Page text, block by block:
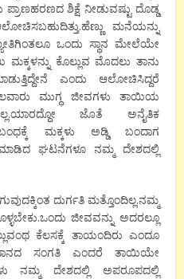
ಪ್ರಾಣಹರಣದ ಶಿಕ್ಷೆ ನೀಡುವಷ್ಟು ದೊಡ್ಡ
ಮನೆಯನ್ನು
ಒಂದು ಸ್ಥಾನ ಮೇಲೆಯೇ
ಕೊಲ್ಲುವ ಮೊದಲು ತಾನು
ಎಂದು ಆಲೋಚಿಸಿದ್ದರೆ
ಮುಗ್ಧ ಜೀವಗಳು ತಾಯಿಯ
ಜೊತೆ ಅನೈತಿಕ
ಮಕ್ಕಳು ಅಡ್ಡಿ ಬಂದಾಗ
ಘಟನೆಗಳೂ ನಮ್ಮ ದೇಶದಲ್ಲಿ
ದುರ್ಗತಿ ಮತ್ತೊಂದಿಲ್ಲ.ನಮ್ಮ
ಜೀವವನ್ನು ಅದರಲ್ಲೂ
ಕೆಲಸಕ್ಕೆ ತಾಯಂದಿರು ಎಂದೂ
ಸಂಗತಿ ಎಂದರೆ ತಾಯಿಯೇ
ನಮ್ಮ ದೇಶದಲ್ಲಿ ಅಪರೂಪದಲ್ಲಿ